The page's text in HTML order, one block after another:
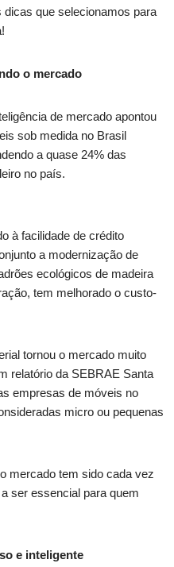
que selecionamos para
o mercado
de mercado apontou
sob medida no Brasil
a quase 24% das
no país.
à facilidade de crédito
a modernização de
ecológicos de madeira
tem melhorado o custo-
tornou o mercado muito
relatório da SEBRAE Santa
empresas de móveis no
micro ou pequenas
mercado tem sido cada vez
ser essencial para quem
e inteligente